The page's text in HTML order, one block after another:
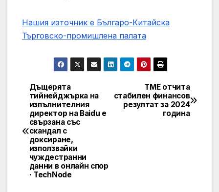
Нашия източник е Българо-Китайска
Търговско-промишлена палaта
Post
navigation
TME отчита
стабилен финансов
резултат за 2024
година
Дъщерята
тийнейджърка на
изпълнителния
директор на Baidu е
свързана със
скандал с
доксиране,
използвайки
чуждестранни
данни в онлайн спор
· TechNode